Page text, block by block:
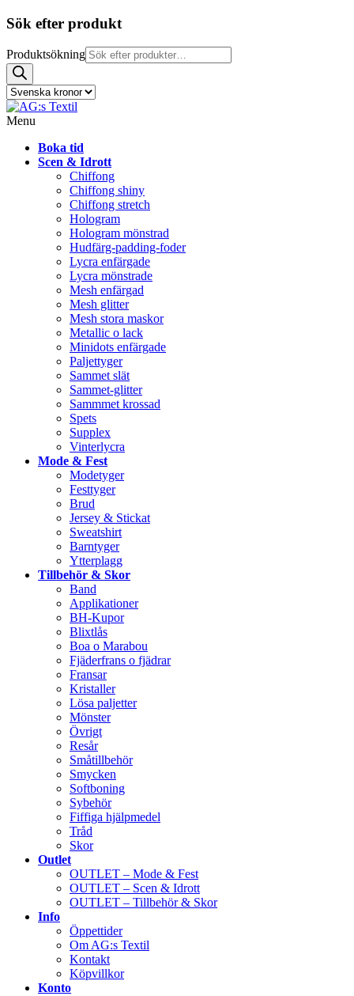
Sök efter produkt
Produktsökning
Menu
Boka tid
Scen & Idrott
Chiffong
Chiffong shiny
Chiffong stretch
Hologram
Hologram mönstrad
Hudfärg-padding-foder
Lycra enfärgade
Lycra mönstrade
Mesh enfärgad
Mesh glitter
Mesh stora maskor
Metallic o lack
Minidots enfärgade
Paljettyger
Sammet slät
Sammet-glitter
Sammmet krossad
Spets
Supplex
Vinterlycra
Mode & Fest
Modetyger
Festtyger
Brud
Jersey & Stickat
Sweatshirt
Barntyger
Ytterplagg
Tillbehör & Skor
Band
Applikationer
BH-Kupor
Blixtlås
Boa o Marabou
Fjäderfrans o fjädrar
Fransar
Kristaller
Lösa paljetter
Mönster
Övrigt
Resår
Småtillbehör
Smycken
Softboning
Sybehör
Fiffiga hjälpmedel
Tråd
Skor
Outlet
OUTLET – Mode & Fest
OUTLET – Scen & Idrott
OUTLET – Tillbehör & Skor
Info
Öppettider
Om AG:s Textil
Kontakt
Köpvillkor
Konto